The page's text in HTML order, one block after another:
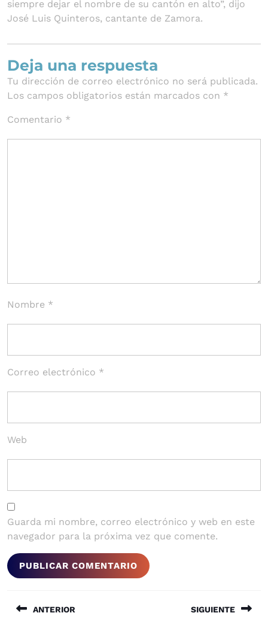
siempre dejar el nombre de su cantón en alto”, dijo
José Luis Quinteros, cantante de Zamora.
Deja una respuesta
Tu dirección de correo electrónico no será publicada.
Los campos obligatorios están marcados con *
Comentario *
Nombre *
Correo electrónico *
Web
Guarda mi nombre, correo electrónico y web en este
navegador para la próxima vez que comente.
de
ANTERIOR SIGUIENTE